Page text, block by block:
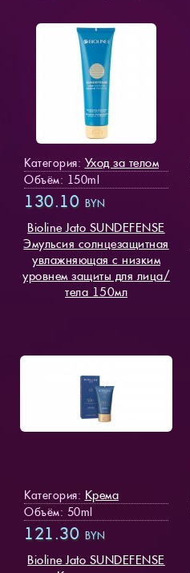
Категория: Уход за телом
Объём: 150ml
130.10 BYN
Bioline Jato SUNDEFENSE
Эмульсия солнцезащитная
увлажняющая с низким
уровнем защиты для лица/
тела 150мл
Категория: Крема
Объём: 50ml
121.30 BYN
Bioline Jato SUNDEFENSE